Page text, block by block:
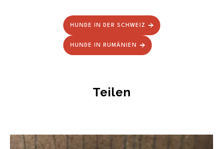
HUNDE IN DER SCHWEIZ
HUNDE IN RUMÄNIEN
Teilen